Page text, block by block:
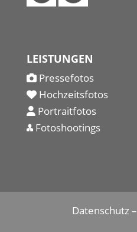
LEISTUNGEN
Pressefotos
Hochzeitsfotos
Portraitfotos
Fotoshootings
Datenschutz–